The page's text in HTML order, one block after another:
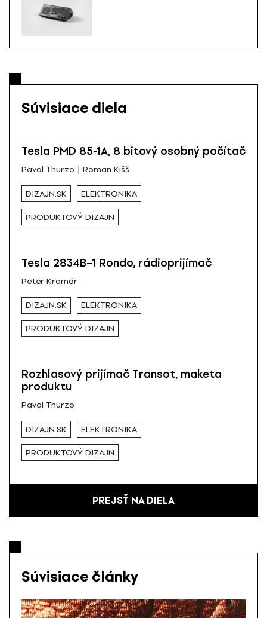
Súvisiace diela
Tesla PMD 85-1A, 8 bitový osobný počítač
Pavol Thurzo Roman Kišš
DIZAJN.SK ELEKTRONIKA
PRODUKTOVÝ DIZAJN
Tesla 2834B–1 Rondo, rádioprijímač
Peter Kramár
DIZAJN.SK ELEKTRONIKA
PRODUKTOVÝ DIZAJN
Rozhlasový prijímač Transot, maketa
produktu
Pavol Thurzo
DIZAJN.SK ELEKTRONIKA
PRODUKTOVÝ DIZAJN
PREJSŤ NA DIELA
Súvisiace články